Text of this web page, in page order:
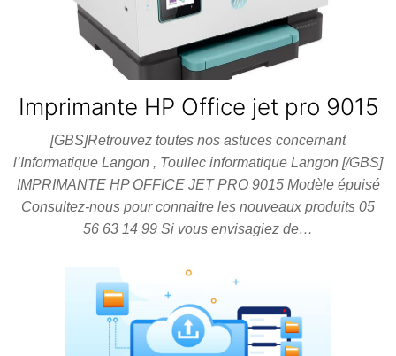
Imprimante HP Office jet pro 9015
[GBS]Retrouvez toutes nos astuces concernant
l’Informatique Langon , Toullec informatique Langon [/GBS]
IMPRIMANTE HP OFFICE JET PRO 9015 Modèle épuisé
Consultez-nous pour connaitre les nouveaux produits 05
56 63 14 99 Si vous envisagiez de…